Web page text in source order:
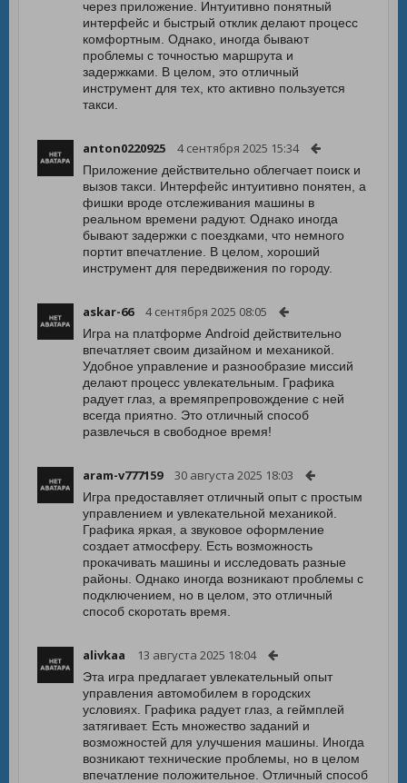
через приложение. Интуитивно понятный
интерфейс и быстрый отклик делают процесс
комфортным. Однако, иногда бывают
проблемы с точностью маршрута и
задержками. В целом, это отличный
инструмент для тех, кто активно пользуется
такси.
anton0220925 4 сентября 2025 15:34
Приложение действительно облегчает поиск и
вызов такси. Интерфейс интуитивно понятен, а
фишки вроде отслеживания машины в
реальном времени радуют. Однако иногда
бывают задержки с поездками, что немного
портит впечатление. В целом, хороший
инструмент для передвижения по городу.
askar-66 4 сентября 2025 08:05
Игра на платформе Android действительно
впечатляет своим дизайном и механикой.
Удобное управление и разнообразие миссий
делают процесс увлекательным. Графика
радует глаз, а времяпрепровождение с ней
всегда приятно. Это отличный способ
развлечься в свободное время!
aram-v777159 30 августа 2025 18:03
Игра предоставляет отличный опыт с простым
управлением и увлекательной механикой.
Графика яркая, а звуковое оформление
создает атмосферу. Есть возможность
прокачивать машины и исследовать разные
районы. Однако иногда возникают проблемы с
подключением, но в целом, это отличный
способ скоротать время.
alivkaa 13 августа 2025 18:04
Эта игра предлагает увлекательный опыт
управления автомобилем в городских
условиях. Графика радует глаз, а геймплей
затягивает. Есть множество заданий и
возможностей для улучшения машины. Иногда
возникают технические проблемы, но в целом
впечатление положительное. Отличный способ